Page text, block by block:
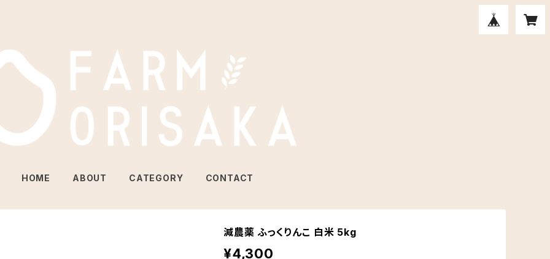
HOME ABOUT CATEGORY CONTACT
減農薬 ふっくりんこ 白米 5kg
¥4,300